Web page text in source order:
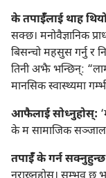
के तपाईँलाई थाह
सक्छ। मनोवैज्ञानिक
बिसन्चो महसुस गर्नु र
तिनी अझै भन्छिन्‌:
मानसिक स्वास्थ्यमा
आफैलाई सोध्नुहोस्‌:
के म सामाजिक सञ्जाल
तपाईँ के गर्न